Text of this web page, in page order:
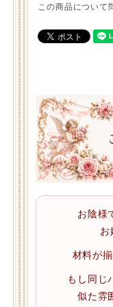
この商品について
お陰様
お
材料が
もし同じ
似た雰